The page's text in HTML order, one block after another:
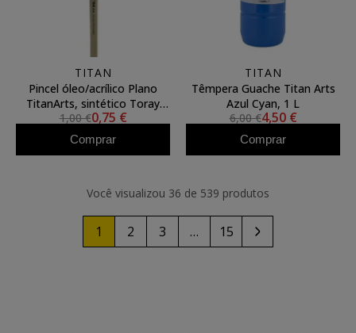
TITAN
Pincel óleo/acrílico Plano
TitanArts, sintético Toray
3594/00
1,00 €0,75 €
Comprar
TITAN
Têmpera Guache Titan Arts
Azul Cyan, 1 L
6,00 €4,50 €
Comprar
Você visualizou 36 de 539 produtos
1 2 3 … 15